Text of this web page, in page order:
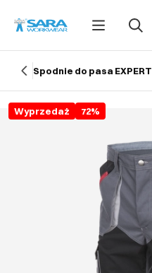
Spodnie do pasa EXPERT
Wyprzedaż 72%